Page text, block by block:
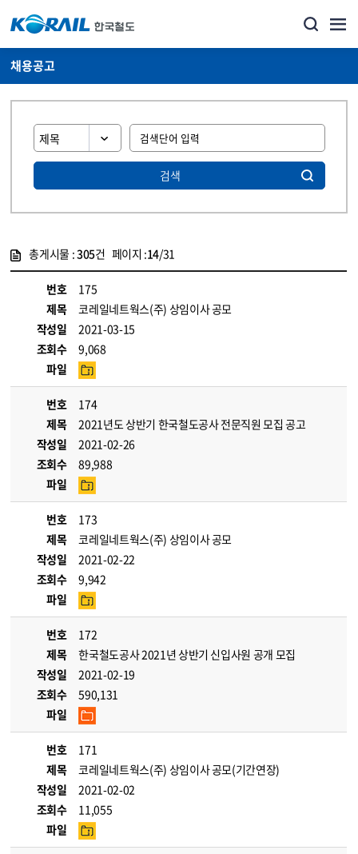
채용공고
검색
총게시물 :305건 페이지 :14/31
번호
175
제목
코레일네트웍스(주) 상임이사 공모
작성일
2021-03-15
조회수
9,068
파일
번호
174
제목
2021년도 상반기 한국철도공사 전문직원 모집 공고
작성일
2021-02-26
조회수
89,988
파일
번호
173
제목
코레일네트웍스(주) 상임이사 공모
작성일
2021-02-22
조회수
9,942
파일
번호
172
제목
한국철도공사 2021년 상반기 신입사원 공개 모집
작성일
2021-02-19
조회수
590,131
파일
번호
171
제목
코레일네트웍스(주) 상임이사 공모(기간연장)
작성일
2021-02-02
조회수
11,055
파일